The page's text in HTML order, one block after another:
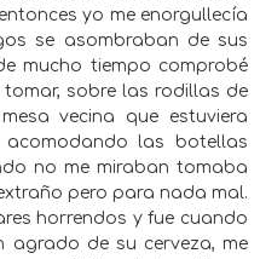
yo me enorgullecía
se asombraban de sus
mucho tiempo comprobé
tomar, sobre las rodillas de
vecina que estuviera
las botellas
no me miraban tomaba
pero para nada mal.
horrendos y fue cuando
agrado de su cerveza, me